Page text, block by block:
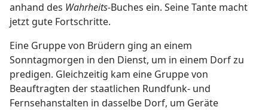
anhand des Wahrheits-Buches ein. Seine Tante macht
jetzt gute Fortschritte.
Eine Gruppe von Brüdern ging an einem
Sonntagmorgen in den Dienst, um in einem Dorf zu
predigen. Gleichzeitig kam eine Gruppe von
Beauftragten der staatlichen Rundfunk- und
Fernsehanstalten in dasselbe Dorf, um Geräte